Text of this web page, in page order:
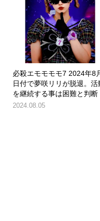
必殺エモモモモ7 2024年8
日付で夢咲リリが脱退。活
を継続する事は困難と判断
2024.08.05